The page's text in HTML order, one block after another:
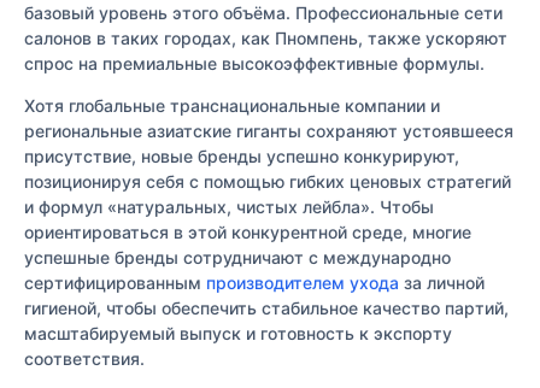
базовый уровень этого объёма. Профессиональные сети
салонов в таких городах, как Пномпень, также ускоряют
спрос на премиальные высокоэффективные формулы.
Хотя глобальные транснациональные компании и
региональные азиатские гиганты сохраняют устоявшееся
присутствие, новые бренды успешно конкурируют,
позиционируя себя с помощью гибких ценовых стратегий
и формул «натуральных, чистых лейбла». Чтобы
ориентироваться в этой конкурентной среде, многие
успешные бренды сотрудничают с международно
сертифицированным производителем ухода за личной
гигиеной, чтобы обеспечить стабильное качество партий,
масштабируемый выпуск и готовность к экспорту
соответствия.